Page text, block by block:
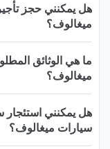
هل يمكنني حجز
ميغالوف؟
ما هي الوثائق
ميغالوف؟
هل يمكنني استئجار
سيارات ميغالوف؟